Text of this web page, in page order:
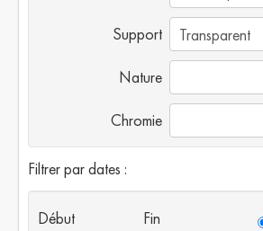
Support
Nature
Chromie
Filtrer par dates :
Début Fin